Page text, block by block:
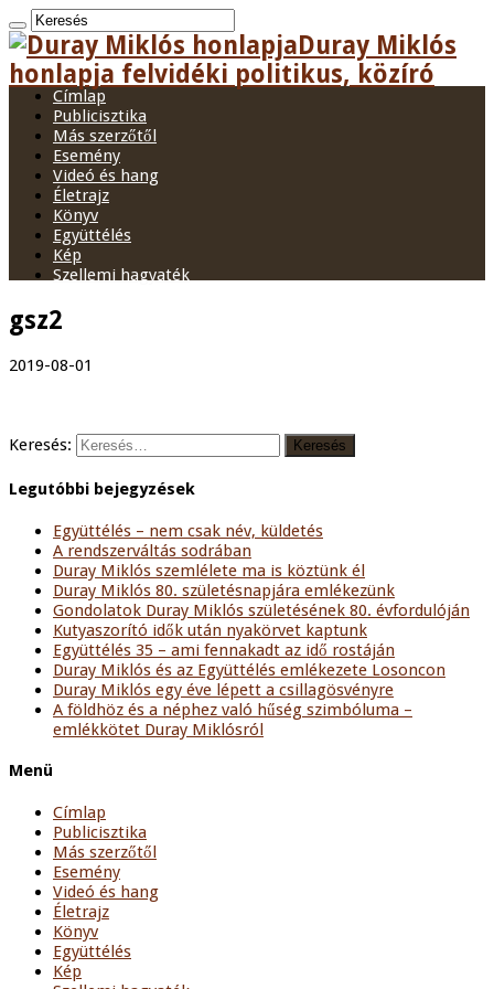
Duray Miklós
honlapja felvidéki politikus, közíró
Címlap
Publicisztika
Más szerzőtől
Esemény
Videó és hang
Életrajz
Könyv
Együttélés
Kép
Szellemi hagyaték
gsz2
2019-08-01
Keresés:
Legutóbbi bejegyzések
Együttélés – nem csak név, küldetés
A rendszerváltás sodrában
Duray Miklós szemlélete ma is köztünk él
Duray Miklós 80. születésnapjára emlékezünk
Gondolatok Duray Miklós születésének 80. évfordulóján
Kutyaszorító idők után nyakörvet kaptunk
Együttélés 35 – ami fennakadt az idő rostáján
Duray Miklós és az Együttélés emlékezete Losoncon
Duray Miklós egy éve lépett a csillagösvényre
A földhöz és a néphez való hűség szimbóluma –
emlékkötet Duray Miklósról
Menü
Címlap
Publicisztika
Más szerzőtől
Esemény
Videó és hang
Életrajz
Könyv
Együttélés
Kép